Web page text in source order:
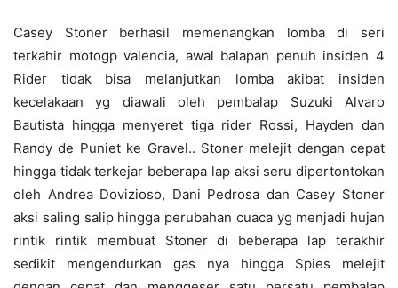
Casey Stoner berhasil memenangkan lomba di seri
terkahir motogp valencia, awal balapan penuh insiden 4
Rider tidak bisa melanjutkan lomba akibat insiden
kecelakaan yg diawali oleh pembalap Suzuki Alvaro
Bautista hingga menyeret tiga rider Rossi, Hayden dan
Randy de Puniet ke Gravel.. Stoner melejit dengan cepat
hingga tidak terkejar beberapa lap aksi seru dipertontokan
oleh Andrea Dovizioso, Dani Pedrosa dan Casey Stoner
aksi saling salip hingga perubahan cuaca yg menjadi hujan
rintik rintik membuat Stoner di beberapa lap terakhir
sedikit mengendurkan gas nya hingga Spies melejit